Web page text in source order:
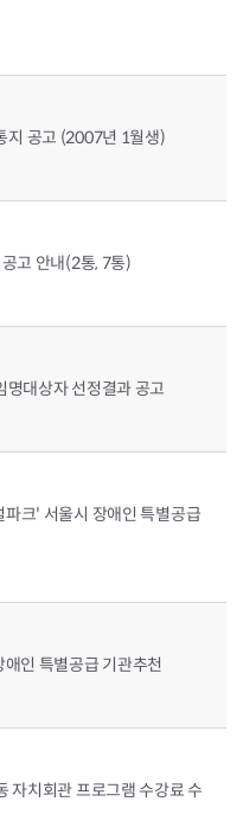
지 공고 (2007년 1월생)
고 안내(2통, 7통)
대상자 선정결과 공고
특별공급
서울시 장애인 특별공급 기관추천
자치회관 프로그램 수강료 수